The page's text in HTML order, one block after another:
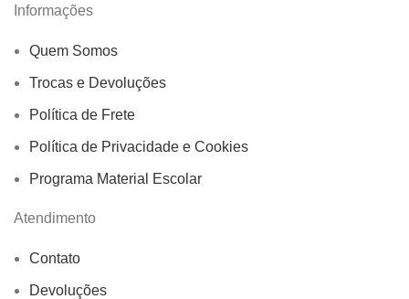
Informações
Quem Somos
Trocas e Devoluções
Política de Frete
Política de Privacidade e Cookies
Programa Material Escolar
Atendimento
Contato
Devoluções